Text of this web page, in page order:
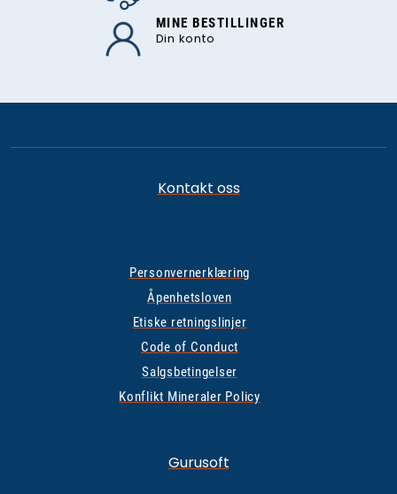
MINE BESTILLINGER
Din konto
Kontakt oss
Personvernerklæring
Åpenhetsloven
Etiske retningslinjer
Code of Conduct
Salgsbetingelser
Konflikt Mineraler Policy
Gurusoft